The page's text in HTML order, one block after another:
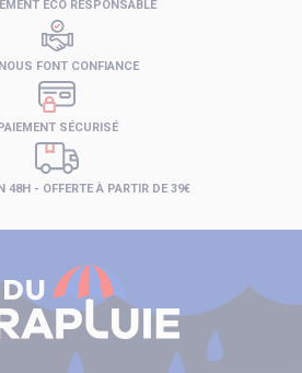
48H - OFFERTE À PARTIR DE 39€
PAIEMENT SÉCURISÉ
ÉCO RESPONSABLE
FONT CONFIANCE